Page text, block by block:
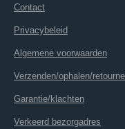
Contact
Privacybeleid
Algemene voorwaarden
Verzenden/ophalen/
Garantie/klachten
Verkeerd bezorgadres